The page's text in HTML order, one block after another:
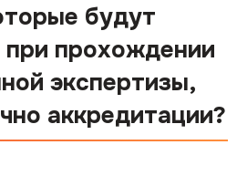
будут
при прохождении
экспертизы,
аккредитации?